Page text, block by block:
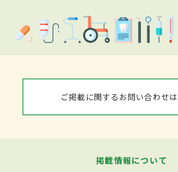
ご掲載に関するお問い合わせ
掲載情報について